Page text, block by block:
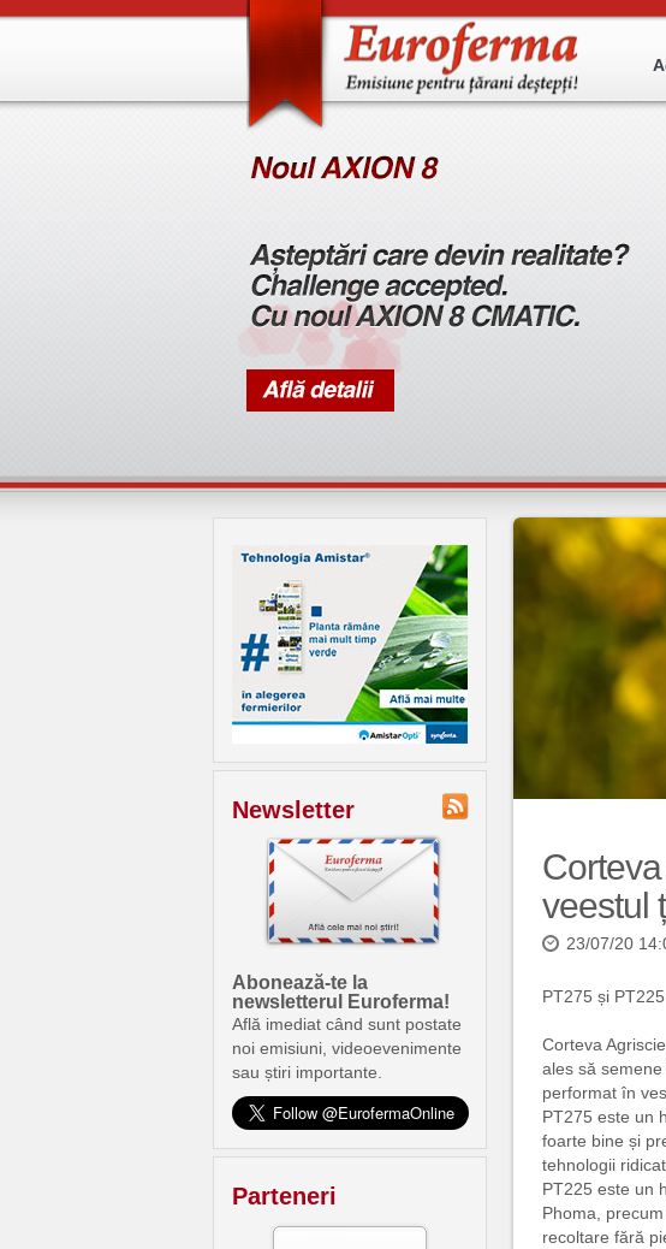
Newsletter
Abonează-te la
newsletterul Euroferma!
Află imediat când sunt postate
noi emisiuni, videoevenimente
sau știri importante.
Parteneri
veestul
23/07/20
PT275 și
Corteva
ales să
performat în
PT275 este un
foarte bine și
tehnologii
PT225 este un
Phoma,
recoltare fără